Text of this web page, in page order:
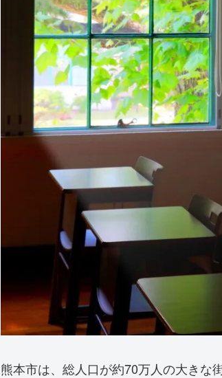
熊本市は、総人口が約70万人の大きな